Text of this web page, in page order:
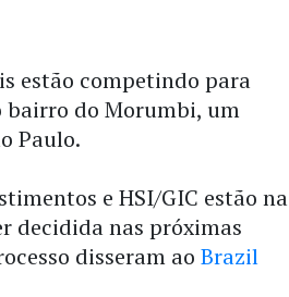
estão competindo para
do Morumbi, um
Paulo.
e HSI/GIC estão na
decidida nas próximas
disseram aoBrazil